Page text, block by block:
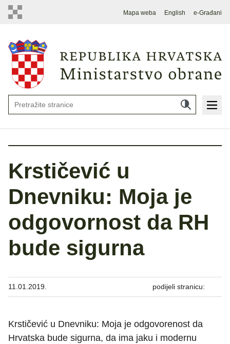
Mapa weba English e-Građani
Krstičević u
Dnevniku: Moja je
odgovornost da RH
bude sigurna
11.01.2019. podijeli stranicu:
Krstičević u Dnevniku: Moja je odgovorenost da
Hrvatska bude sigurna, da ima jaku i modernu